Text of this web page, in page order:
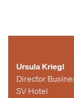
Ursula Kriegl
Director
SV Hotel